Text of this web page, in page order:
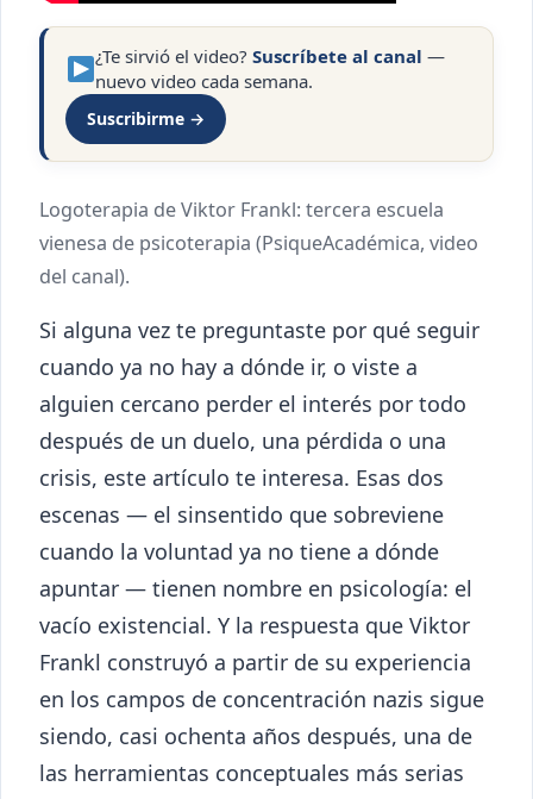
¿Te sirvió el video?Suscríbete al canal —
nuevo video cada semana.
Suscribirme →
Logoterapia de Viktor Frankl: tercera escuela
vienesa de psicoterapia (PsiqueAcadémica, video
del canal).
Si alguna vez te preguntaste por qué seguir
cuando ya no hay a dónde ir, o viste a
alguien cercano perder el interés por todo
después de un duelo, una pérdida o una
crisis, este artículo te interesa. Esas dos
escenas — el sinsentido que sobreviene
cuando la voluntad ya no tiene a dónde
apuntar — tienen nombre en psicología: el
vacío existencial. Y la respuesta que Viktor
Frankl construyó a partir de su experiencia
en los campos de concentración nazis sigue
siendo, casi ochenta años después, una de
las herramientas conceptuales más serias